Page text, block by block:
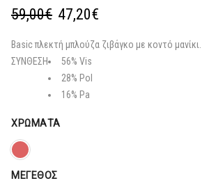
59,00€ Original
was:
59,00€.
47,20€
τιμή
Basic πλεκτή μπλούζα ζιβάγκο με κοντό μανίκι.
ΣΥΝΘΕΣΗ
56% Vis
28% Pol
16% Pa
ΧΡΏΜΑΤΑ
ΜΈΓΕΘΟΣ